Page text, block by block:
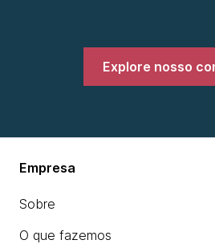
Explore nosso
Empresa
Sobre
O que fazemos